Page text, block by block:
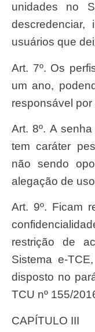
unidades no
descredenciar,
usuários que
Art. 7º. Os perfis de acesso terão validade de
um ano,
responsável
Art. 8º. A senha de acesso ao Sistema e-TCE
tem caráter
não sendo
alegação de
Art. 9º. Ficam responsáveis por resguardar a
restrição de
Sistema e-
disposto no
TCU nº 155/
CAPÍTULO III